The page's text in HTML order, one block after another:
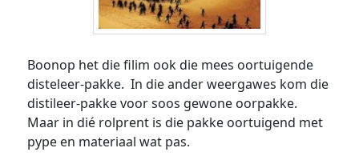
Boonop het die filim ook die mees oortuigende
disteleer-pakke. In die ander weergawes kom die
distileer-pakke voor soos gewone oorpakke.
Maar in dié rolprent is die pakke oortuigend met
pype en materiaal wat pas.